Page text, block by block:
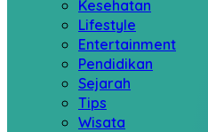
Kesehatan
Lifestyle
Entertainment
Pendidikan
Sejarah
Tips
Wisata